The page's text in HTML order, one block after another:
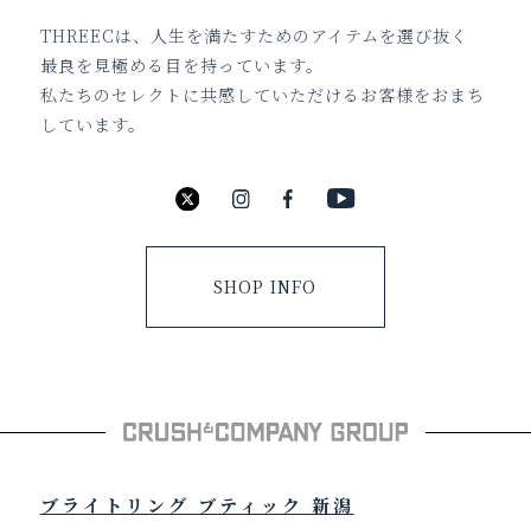
THREECは、人生を満たすためのアイテムを選び抜く
最良を見極める目を持っています。
私たちのセレクトに共感していただけるお客様をおまち
しています。
SHOP INFO
ブライトリング ブティック 新潟